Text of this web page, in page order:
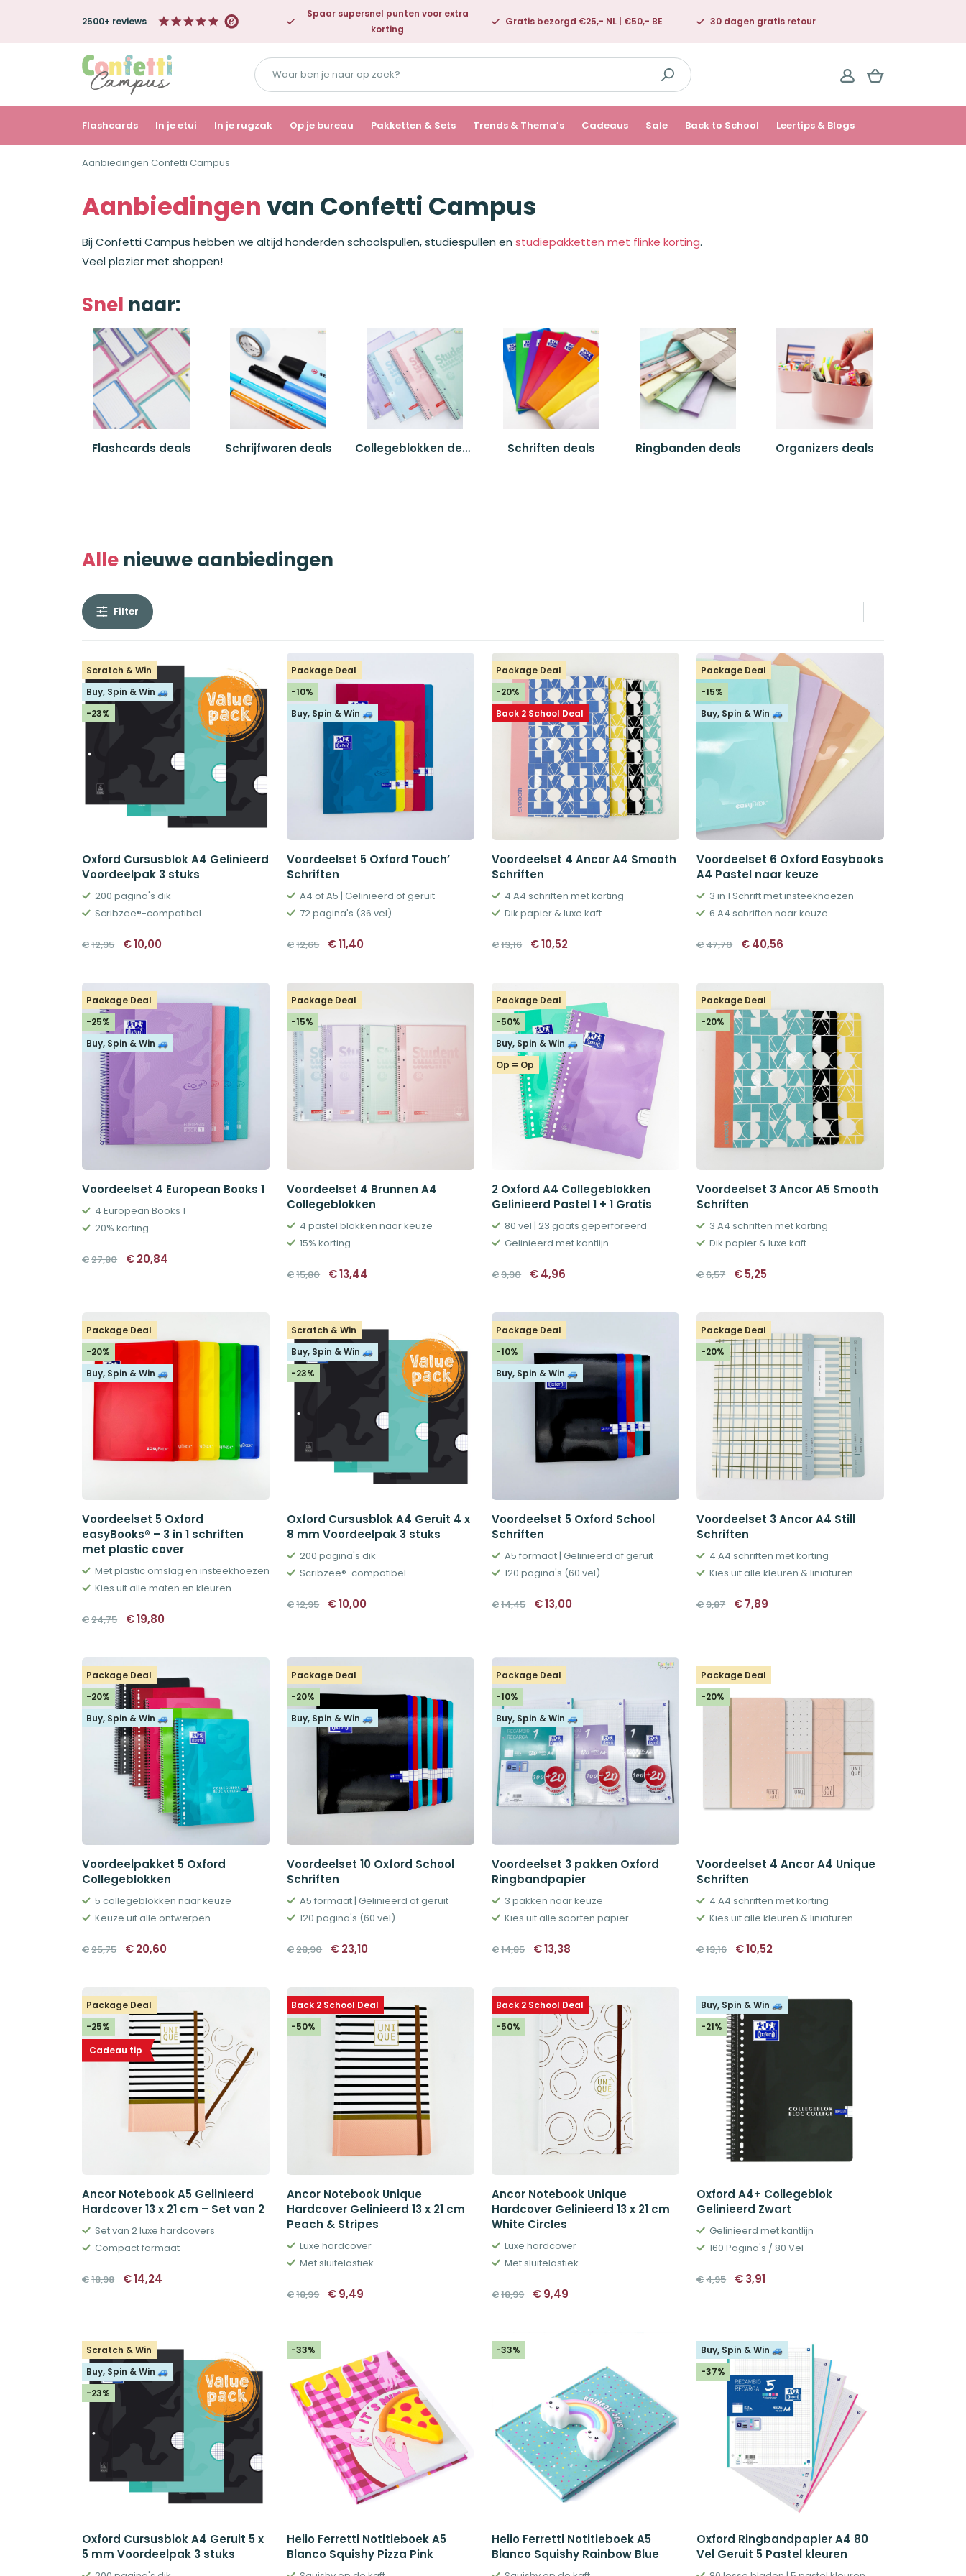
2500+ reviews
Spaar supersnel punten voor extra
korting
Gratis bezorgd €25,- NL | €50,- BE 30 dagen gratis retour
Waar
ben
je
naar
op
Flashcards In je etui In je rugzak Op je bureau Pakketten & Sets Trends & Thema’s Cadeaus Sale Back to School Leertips & Blogs
Aanbiedingen Confetti Campus
Aanbiedingenvan Confetti Campus
Bij Confetti Campus hebben we altijd honderden schoolspullen, studiespullen en studiepakketten met flinke korting.
Veel plezier met shoppen!
Snel naar:
Flashcards deals Schrijfwaren deals Collegeblokken deals Schriften deals Ringbanden deals Organizers deals
Alle nieuwe aanbiedingen
Filter
Scratch & Win
Buy, Spin & Win 🚙
-23%
Oxford Cursusblok A4 Gelinieerd
Voordeelpak 3 stuks
200 pagina's dik
Scribzee®-compatibel
€12,95 Oorspronkelijke
prijs
€10,00
Package Deal
-10%
Buy, Spin & Win 🚙
Voordeelset 5 Oxford Touch’
Schriften
A4 of A5 | Gelinieerd of geruit
72 pagina's (36 vel)
€12,65 Oorspronkelijke
prijs
€11,40
Package Deal
-20%
Back 2 School Deal
Voordeelset 4 Ancor A4 Smooth
Schriften
4 A4 schriften met korting
Dik papier & luxe kaft
€13,16 Oorspronkelijke
prijs
€10,52
Package Deal
-15%
Buy, Spin & Win 🚙
Voordeelset 6 Oxford Easybooks
A4 Pastel naar keuze
3 in 1 Schrift met insteekhoezen
6 A4 schriften naar keuze
€47,70 Oorspronkelijke
prijs
€40,56
Package Deal
-25%
Buy, Spin & Win 🚙
Voordeelset 4 European Books 1
4 European Books 1
20% korting
€27,80 Oorspronkelijke
prijs
€20,84
Package Deal
-15%
Voordeelset 4 Brunnen A4
Collegeblokken
4 pastel blokken naar keuze
15% korting
€15,80 Oorspronkelijke
prijs
€13,44
Package Deal
-50%
Buy, Spin & Win 🚙
Op = Op
2 Oxford A4 Collegeblokken
Gelinieerd Pastel 1 + 1 Gratis
80 vel | 23 gaats geperforeerd
Gelinieerd met kantlijn
€9,90 Oorspronkelijke
prijs
€4,96
Package Deal
-20%
Voordeelset 3 Ancor A5 Smooth
Schriften
3 A4 schriften met korting
Dik papier & luxe kaft
€6,57 Oorspronkelijke
prijs
€5,25
Package Deal
-20%
Buy, Spin & Win 🚙
Voordeelset 5 Oxford
easyBooks® – 3 in 1 schriften
met plastic cover
Met plastic omslag en insteekhoezen
Kies uit alle maten en kleuren
€24,75 Oorspronkelijke
prijs
€19,80
Scratch & Win
Buy, Spin & Win 🚙
-23%
Oxford Cursusblok A4 Geruit 4 x
8 mm Voordeelpak 3 stuks
200 pagina's dik
Scribzee®-compatibel
€12,95 Oorspronkelijke
prijs
€10,00
Package Deal
-10%
Buy, Spin & Win 🚙
Voordeelset 5 Oxford School
Schriften
A5 formaat | Gelinieerd of geruit
120 pagina's (60 vel)
€14,45 Oorspronkelijke
prijs
€13,00
Package Deal
-20%
Voordeelset 3 Ancor A4 Still
Schriften
4 A4 schriften met korting
Kies uit alle kleuren & liniaturen
€9,87 Oorspronkelijke
prijs
€7,89
Package Deal
-20%
Buy, Spin & Win 🚙
Voordeelpakket 5 Oxford
Collegeblokken
5 collegeblokken naar keuze
Keuze uit alle ontwerpen
€25,75 Oorspronkelijke
prijs
€20,60
Package Deal
-20%
Buy, Spin & Win 🚙
Voordeelset 10 Oxford School
Schriften
A5 formaat | Gelinieerd of geruit
120 pagina's (60 vel)
€28,90 Oorspronkelijke
prijs
€23,10
Package Deal
-10%
Buy, Spin & Win 🚙
Voordeelset 3 pakken Oxford
Ringbandpapier
3 pakken naar keuze
Kies uit alle soorten papier
€14,85 Oorspronkelijke
prijs
€13,38
Package Deal
-20%
Voordeelset 4 Ancor A4 Unique
Schriften
4 A4 schriften met korting
Kies uit alle kleuren & liniaturen
€13,16 Oorspronkelijke
prijs
€10,52
Package Deal
-25%
Cadeau tip
Ancor Notebook A5 Gelinieerd
Hardcover 13 x 21 cm – Set van 2
Set van 2 luxe hardcovers
Compact formaat
€18,98 Oorspronkelijke
prijs
€14,24
Back 2 School Deal
-50%
Ancor Notebook Unique
Hardcover Gelinieerd 13 x 21 cm
Peach & Stripes
Luxe hardcover
Met sluitelastiek
€18,99 Oorspronkelijke
prijs
€9,49
Back 2 School Deal
-50%
Ancor Notebook Unique
Hardcover Gelinieerd 13 x 21 cm
White Circles
Luxe hardcover
Met sluitelastiek
€18,99 Oorspronkelijke
prijs
€9,49
Buy, Spin & Win 🚙
-21%
Oxford A4+ Collegeblok
Gelinieerd Zwart
Gelinieerd met kantlijn
160 Pagina's / 80 Vel
€4,95 Oorspronkelijke
prijs
€3,91
Scratch & Win
Buy, Spin & Win 🚙
-23%
Oxford Cursusblok A4 Geruit 5 x
5 mm Voordeelpak 3 stuks
-33%
Helio Ferretti Notitieboek A5
Blanco Squishy Pizza Pink
-33%
Helio Ferretti Notitieboek A5
Blanco Squishy Rainbow Blue
Buy, Spin & Win 🚙
-37%
Oxford Ringbandpapier A4 80
Vel Geruit 5 Pastel kleuren